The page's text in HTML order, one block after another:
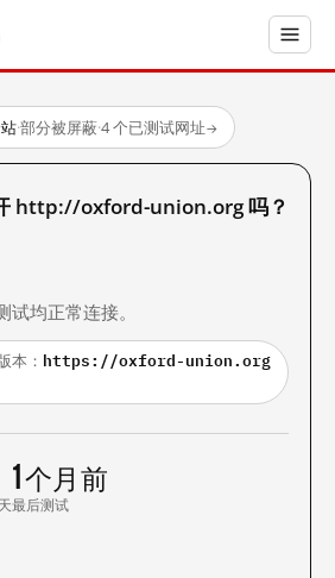
·部分被屏蔽·4 个已测试网址→
http://oxford-union.org 吗？
均正常连接。
本： https://oxford-union.org
1 个月前
最后测试